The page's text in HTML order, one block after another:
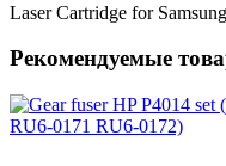
Laser Cartridge for
Рекомендуемые